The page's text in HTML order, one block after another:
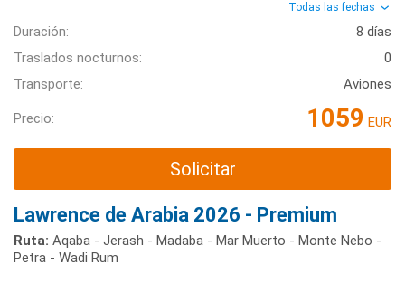
Todas las fechas
Duración:
8 días
Traslados nocturnos:
0
Transporte:
Aviones
Precio: 1059 EUR
Solicitar
Lawrence de Arabia 2026 - Premium
Ruta: Aqaba - Jerash - Madaba - Mar Muerto - Monte Nebo -
Petra - Wadi Rum